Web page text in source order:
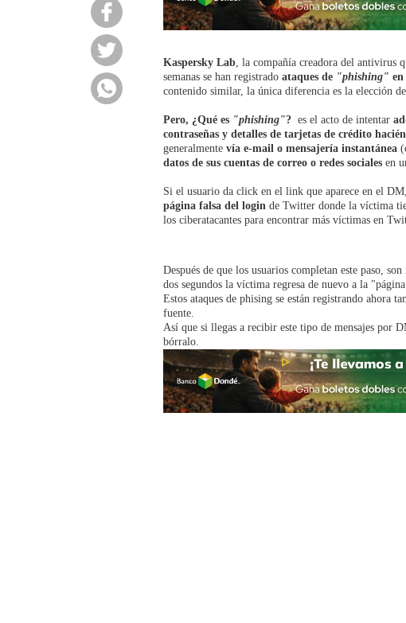
Kaspersky Lab, la compañía creadora del antivirus
semanas se han registrado ataques de"phishing"
contenido similar, la única diferencia es la elección
Pero, ¿Qué es "phishing"?es el acto de intentar
contraseñas y detalles de tarjetas de crédito
generalmente vía e-mail o mensajería instantánea
datos de sus cuentas de correo o redes socialesen
Si el usuario da click en el link que aparece en el
página falsa del login de Twitter donde la víctima
los ciberatacantes para encontrar más víctimas en
Después de que los usuarios completan este paso,
dos segundos la víctima regresa de nuevo a la
Estos ataques de phising se están registrando ahora
fuente.
Así que si llegas a recibir este tipo de mensajes por
bórralo.